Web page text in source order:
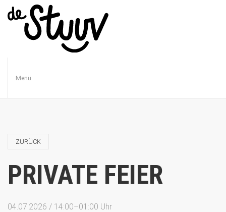
Menü
ZURÜCK
PRIVATE FEIER
04.07.2026 / 14:00–01:00 Uhr